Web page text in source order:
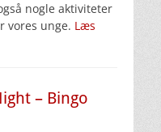
nogle aktiviteter
vores unge. Læs
– Bingo